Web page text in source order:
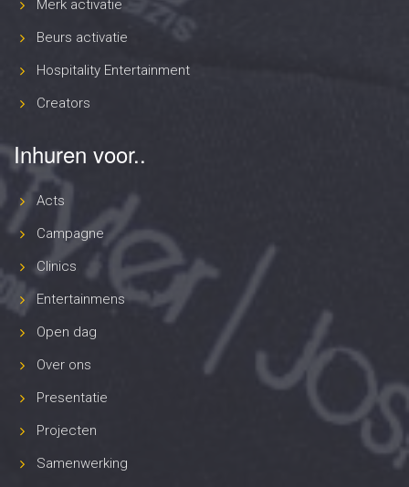
Merk activatie
Beurs activatie
Hospitality Entertainment
Creators
Inhuren voor..
Acts
Campagne
Clinics
Entertainmens
Open dag
Over ons
Presentatie
Projecten
Samenwerking